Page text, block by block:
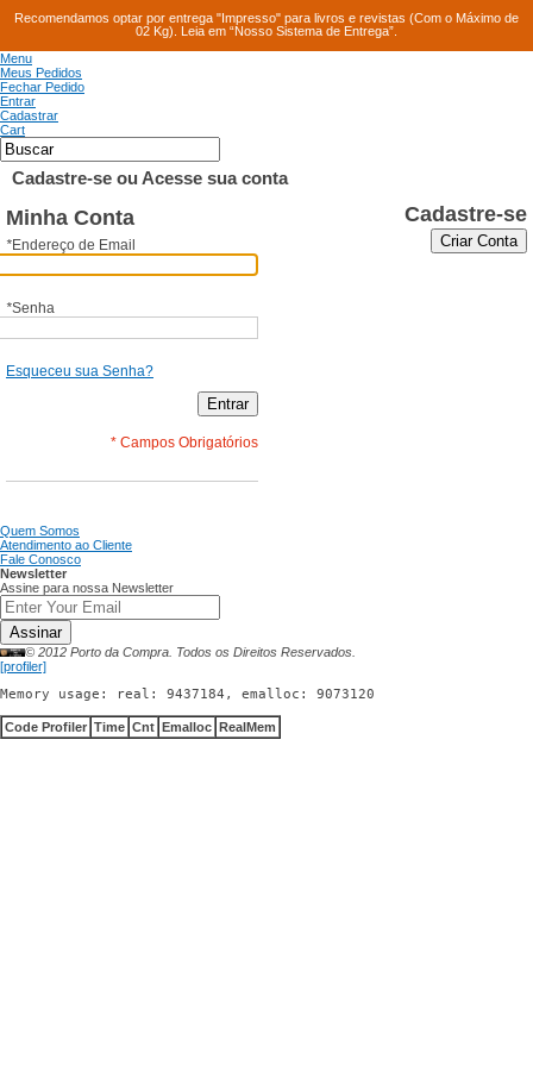
Recomendamos optar por entrega "Impresso" para livros e revistas (Com o Máximo de
02 Kg). Leia em “Nosso Sistema de Entrega”.
Menu
Meus Pedidos
Fechar Pedido
Entrar
Cadastrar
Cart
Cadastre-se ou Acesse sua conta
Minha Conta
*Endereço de Email
*Senha
Esqueceu sua Senha?
Entrar
* Campos Obrigatórios
Cadastre-se
Criar Conta
Quem Somos
Atendimento ao Cliente
Fale Conosco
Newsletter
Assine para nossa Newsletter
Assinar
© 2012 Porto da Compra. Todos os Direitos Reservados.
[profiler]
Memory usage: real: 9437184, emalloc: 9073120
Code Profiler Time Cnt Emalloc RealMem